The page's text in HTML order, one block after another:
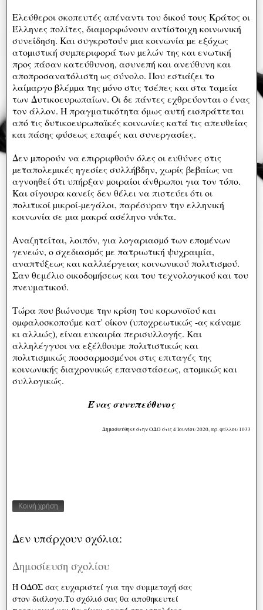
Ελεύθεροι σκοπευτές απέναντι του δικού τους Κράτος οι
Έλληνες πολίτες, διαμορφώνουν αντίστοιχη κοινωνική
συνείδηση. Και συγκροτούν µια κοινωνία µε εξόχως
ατοµιστική συμπεριφορά των µελών της και ενωτική
προς πάσαν κατεύθυνση, ασυνεπή και ανεύθυνη και
αποπροσανατόλιστη ως σύνολο. Που εστιάζει το
λαίµαργο βλέµµα της µόνο στις τσέπες και στα ταµεία
των Δυτικοευρωπαίων. Οι δε πάντες εχθρεύονται ο ένας
τον άλλον. Η πραγματικότητα όμως αυτή εισπράττεται
από τις δυτικοευρωπαϊκές κοινωνίες κατά τις απευθείας
και πάσης φύσεως επαφές και συνεργασίες.
Δεν µπορούν να επιρριφθούν όλες οι ευθύνες στις
µεταπολεµικές ηγεσίες συλλήβδην, χωρίς βεβαίως να
αγνοηθεί ότι υπήρξαν µοιραίοι άνθρωποι για τον τόπο.
Και σίγουρα κανείς δεν θέλει να πιστεύει ότι οι
πολιτικοί µικροί-µεγάλοι, παρέσυραν την ελληνική
κοινωνία σε µια µακρά ασέληνο νύκτα.
Αναζητείται, λοιπόν, για λογαριασµό των εποµένων
γενεών, ο σχεδιασµός µε πατριωτική ψυχραιμία,
αναπτύξεως και καλλιέργειας κοινωνικού πολιτισµού.
Σαν θεμέλιο οικοδοµήσεως και του τεχνολογικού και του
πνευματικού.
Τώρα που βιώνουµε την κρίση του κορωνοϊού και
οµφαλοσκοπούµε κατ' οίκον (υποχρεωτικώς -ας κάναµε
κι αλλιώς), είναι ευκαιρία περισυλλογής. Και
αλληλέγγυοι να εξέλθουµε πολιτιστικώς και
πολιτισµικώς ποοσαρµοσµένοι στις επιταγές της
κοινωνικής διαχρονικώς επαναστάσεως, ατοµικώς και
συλλογικώς.
Ένας συνυπεύθυνος
Δημοσιεύθηκε στην ΟΔΟ στις 4 Ιουνίου 2020, αρ. φύλλου 1033
Κοινή χρήση
Δεν υπάρχουν σχόλια:
Δημοσίευση σχολίου
Η ΟΔΟΣ σας ευχαριστεί για την συμμετοχή σας
στον διάλογο.Το σχόλιό σας θα αποθηκευτεί